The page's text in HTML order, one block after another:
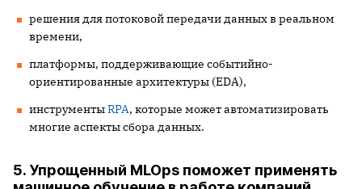
решения для потоковой передачи данных в реальном
времени,
платформы, поддерживающие событийно-
ориентированные архитектуры (EDA),
инструментыRPA, которые может автоматизировать
многие аспекты сбора данных.
5. Упрощенный MLOps поможет применять